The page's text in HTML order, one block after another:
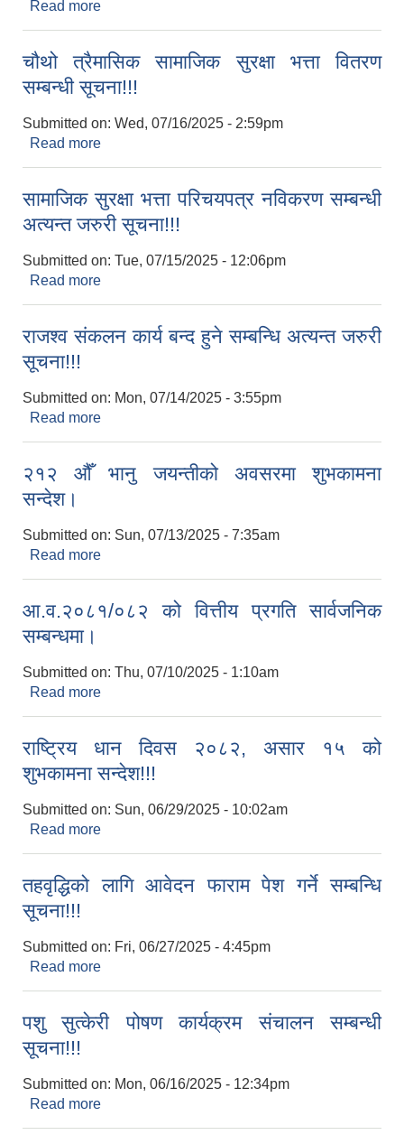
Read more
चौथो त्रैमासिक सामाजिक सुरक्षा भत्ता वितरण
सम्बन्धी सूचना!!!
Submitted on: Wed, 07/16/2025 - 2:59pm
Read more
सामाजिक सुरक्षा भत्ता परिचयपत्र नविकरण सम्बन्धी
अत्यन्त जरुरी सूचना!!!
Submitted on: Tue, 07/15/2025 - 12:06pm
Read more
राजश्‍व संकलन कार्य बन्द हुने सम्बन्धि अत्यन्‍त जरुरी
सूचना!!!
Submitted on: Mon, 07/14/2025 - 3:55pm
Read more
२१२ औँ भानु जयन्तीको अवसरमा शुभकामना
सन्देश।
Submitted on: Sun, 07/13/2025 - 7:35am
Read more
आ.व.२०८१/०८२ को वित्तीय प्रगति सार्वजनिक
सम्बन्धमा।
Submitted on: Thu, 07/10/2025 - 1:10am
Read more
राष्ट्रिय धान दिवस २०८२, असार १५ को
शुभकामना सन्देश!!!
Submitted on: Sun, 06/29/2025 - 10:02am
Read more
तहवृद्धिको लागि आवेदन फाराम पेश गर्ने सम्बन्धि
सूचना!!!
Submitted on: Fri, 06/27/2025 - 4:45pm
Read more
पशु सुत्केरी पोषण कार्यक्रम संचालन सम्बन्धी
सूचना!!!
Submitted on: Mon, 06/16/2025 - 12:34pm
Read more